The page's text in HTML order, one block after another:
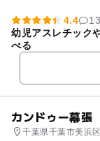
4.4
幼児アスレチック
べる
カンドゥー幕張
千葉県千葉市美浜